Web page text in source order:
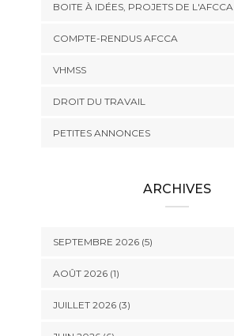
BOITE À IDÉES, PROJETS DE L'AFCCA
COMPTE-RENDUS AFCCA
VHMSS
DROIT DU TRAVAIL
PETITES ANNONCES
ARCHIVES
SEPTEMBRE 2026 (5)
AOÛT 2026 (1)
JUILLET 2026 (3)